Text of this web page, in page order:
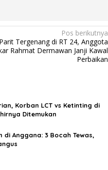
Pos berikutnya
Tergenang di RT 24, Anggota
Rahmat Dermawan Janji Kawal
Perbaikan
Korban LCT vs Ketinting di
Ditemukan
di Anggana: 3 Bocah Tewas,